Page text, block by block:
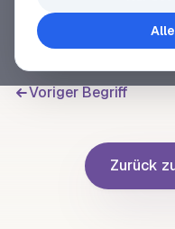
Voriger Begriff
Zurück